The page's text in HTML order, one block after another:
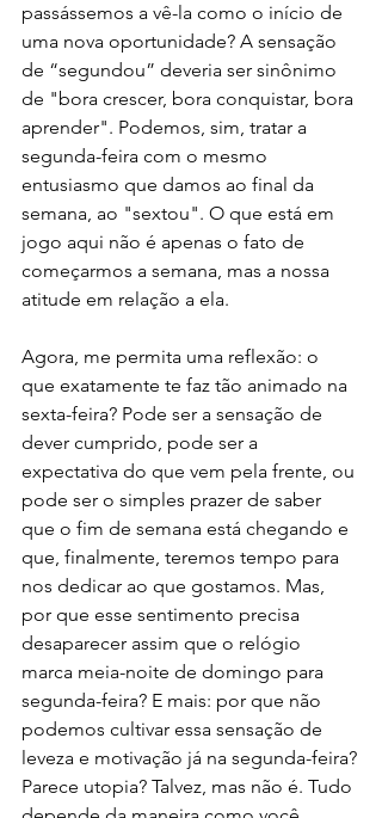
passássemos a vê-la como o início de
uma nova oportunidade? A sensação
de “segundou” deveria ser sinônimo
de "bora crescer, bora conquistar, bora
aprender". Podemos, sim, tratar a
segunda-feira com o mesmo
entusiasmo que damos ao final da
semana, ao "sextou". O que está em
jogo aqui não é apenas o fato de
começarmos a semana, mas a nossa
atitude em relação a ela.
Agora, me permita uma reflexão: o
que exatamente te faz tão animado na
sexta-feira? Pode ser a sensação de
dever cumprido, pode ser a
expectativa do que vem pela frente, ou
pode ser o simples prazer de saber
que o fim de semana está chegando e
que, finalmente, teremos tempo para
nos dedicar ao que gostamos. Mas,
por que esse sentimento precisa
desaparecer assim que o relógio
marca meia-noite de domingo para
segunda-feira? E mais: por que não
podemos cultivar essa sensação de
leveza e motivação já na segunda-feira?
Parece utopia? Talvez, mas não é. Tudo